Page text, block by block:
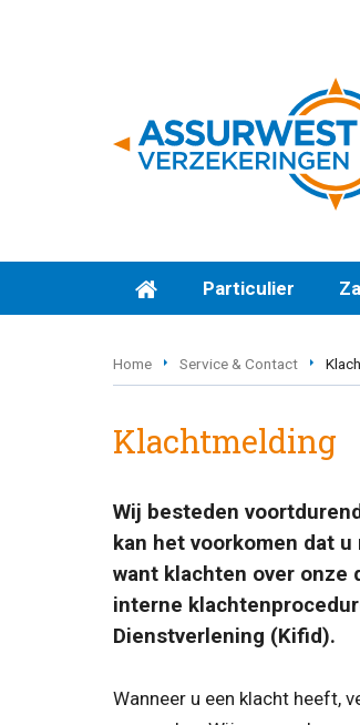
Particulier
Home Service & Contact
Klachtmelding
Wij besteden
kan het voorkomen dat
want klachten over onze
interne
Dienstverlening (Kifid).
Wanneer u een klacht heeft,